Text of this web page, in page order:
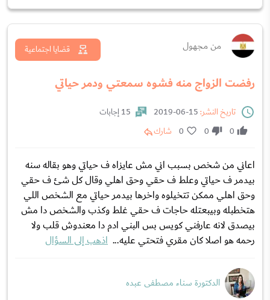
من مجهول
رفضت الزواج منه فشوه سمعتي ودمر حياتي
قضايا اجتماعية
تاريخ النشر:
15 إجابات
0
0
0 شارك
اعاني من شخص بسبب اني مش عايزاه ف حياتي وهو بقاله سنه
بيدمر ف حياتي وعلط ف حقي وحق اهلي وقال كل شئ ف حقي
وحق اهلي ممكن تتخيلوه واخرها بيدمر حياتي مع الشخص اللي
هتخطبله وبيبعتله حاجات ف حقي غلط وكذب والشخص دا مش
بيصدق لانه عارفني كويس بس البني ادم دا معندوش قلب ولا
رحمه هو اصلا كان مقري فتحتي عليه... اذهب إلى السؤال
الدكتورة سناء مصطفى عبده